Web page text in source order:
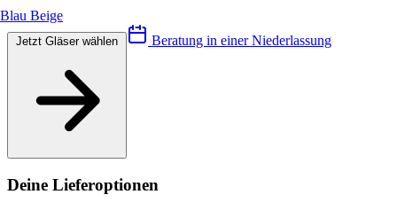
Blau Beige
Beratung in einer Niederlassung
Deine Lieferoptionen